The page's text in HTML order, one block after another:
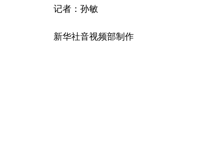
记者：孙敏
新华社音视频部制作